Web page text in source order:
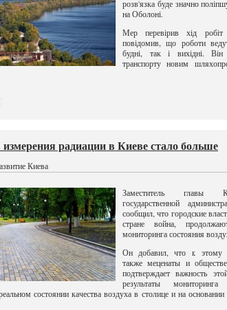
розв'язка буде значно
на Оболоні.
Мер перевірив хід
повідомив, що роботи
будні, так і вихідні.
транспорту новим
радиации в Киеве стало больше
Киева
Заместитель главы
государственной
сообщил, что городские
стране война,
мониторинга состояния
Он добавил, что к этому
также меценаты и
подтверждает важность
результаты
состоянии качества воздуха в столице и на